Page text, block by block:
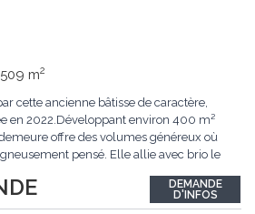
509 m2
cette ancienne bâtisse de caractère,
en 2022.Développant environ 400 m²
offre des volumes généreux où
pensé. Elle allie avec brio le
harmonieuse et fonctionnelle a
...
DEMANDE
D'INFOS